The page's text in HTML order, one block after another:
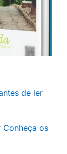
de ler
Conheça os